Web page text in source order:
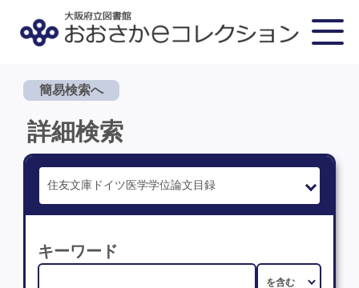
簡易検索へ
詳細検索
キーワード